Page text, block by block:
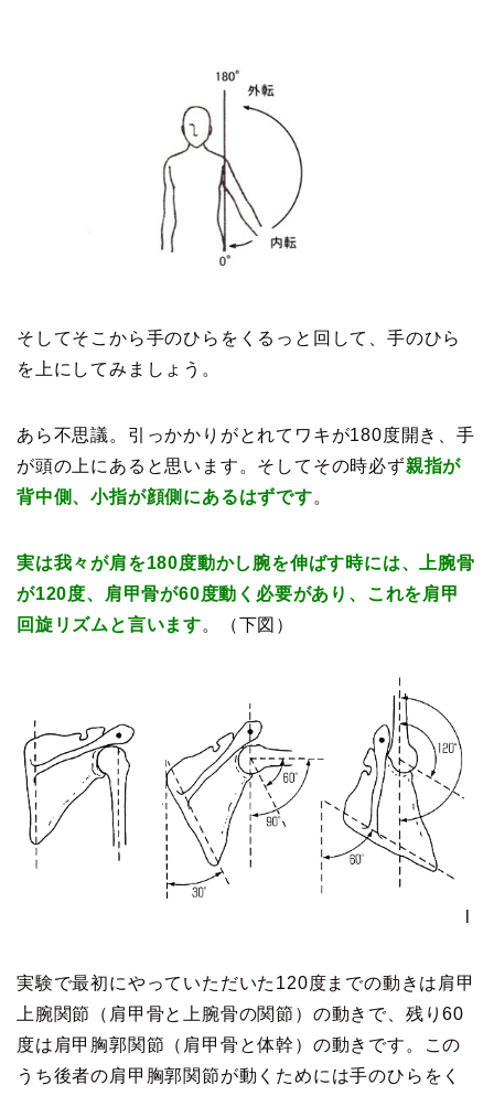
そしてそこから手のひらをくるっと回して、手のひら
を上にしてみましょう。
あら不思議。引っかかりがとれてワキが180度開き、手
が頭の上にあると思います。そしてその時必ず親指が
背中側、小指が顔側にあるはずです。
実は我々が肩を180度動かし腕を伸ばす時には、
上腕骨
が120度、肩甲骨が60度動く必要があり、これを肩甲
回旋リズムと言います。（下図）
実験で最初にやっていただいた120度までの動きは肩甲
上腕関節（肩甲骨と上腕骨の関節）の動きで、残り60
度は肩甲胸郭関節（肩甲骨と体幹）の動きです。この
うち後者の肩甲胸郭関節が動くためには手のひらをく